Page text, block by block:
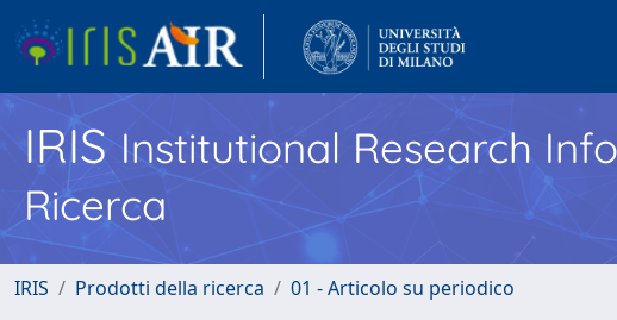
IRISInstitutional Research
Ricerca
IRIS Prodotti della ricerca 01 - Articolo su periodico